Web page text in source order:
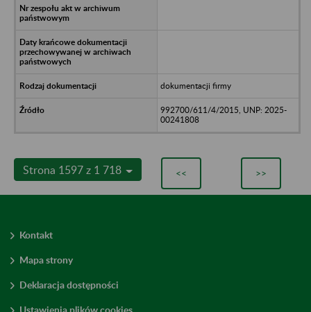
dokumentacji firmy
992700/611/4/2015, UNP: 2025-
00241808
Strona 1597 z 1 718 << >>
Kontakt
Mapa strony
Deklaracja dostępności
Ustawienia plików cookies